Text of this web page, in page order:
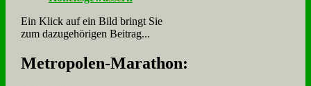
Ein Klick auf ein Bild bringt Sie
zum dazugehörigen Beitrag...
Me­tro­po­len-Ma­ra­thon: